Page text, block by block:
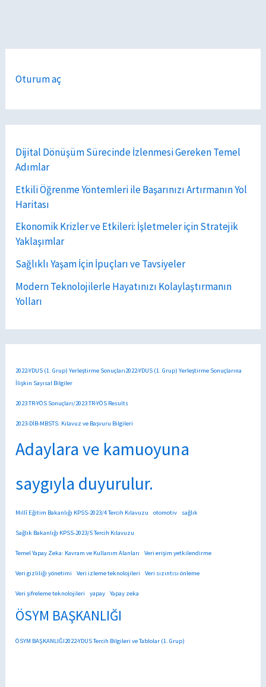
Oturum aç
Dijital Dönüşüm Sürecinde İzlenmesi Gereken Temel
Adımlar
Etkili Öğrenme Yöntemleri ile Başarınızı Artırmanın Yol
Haritası
Ekonomik Krizler ve Etkileri: İşletmeler için Stratejik
Yaklaşımlar
Sağlıklı Yaşam İçin İpuçları ve Tavsiyeler
Modern Teknolojilerle Hayatınızı Kolaylaştırmanın
Yolları
2022-YDUS (1. Grup) Yerleştirme Sonuçları2022-YDUS (1. Grup) Yerleştirme Sonuçlarına
İlişkin Sayısal Bilgiler
2023 TR-YÖS Sonuçları/2023 TR-YÖS Results
2023-DİB-MBSTS: Kılavuz ve Başvuru Bilgileri
Adaylara ve kamuoyuna
saygıyla duyurulur.
Millî Eğitim Bakanlığı KPSS-2023/4 Tercih Kılavuzu otomotiv sağlık
Sağlık Bakanlığı KPSS-2023/5 Tercih Kılavuzu
Temel Yapay Zeka: Kavram ve Kullanım Alanları Veri erişim yetkilendirme
Veri gizliliği yönetimi Veri izleme teknolojileri Veri sızıntısı önleme
Veri şifreleme teknolojileri yapay Yapay zeka
ÖSYM BAŞKANLIĞI
ÖSYM BAŞKANLIĞI2022-YDUS Tercih Bilgileri ve Tablolar (1. Grup)